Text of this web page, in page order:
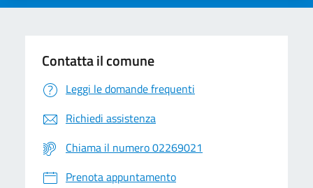
Contatta il comune
Leggi le domande frequenti
Richiedi assistenza
Chiama il numero 02269021
Prenota appuntamento